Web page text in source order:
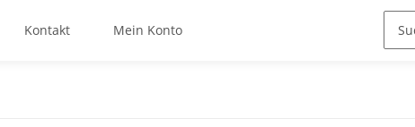
Kontakt Mein Konto